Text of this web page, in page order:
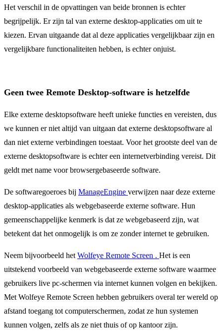
Het verschil in de opvattingen van beide bronnen is echter
begrijpelijk. Er zijn tal van externe desktop-applicaties om uit te
kiezen. Ervan uitgaande dat al deze applicaties vergelijkbaar zijn en
vergelijkbare functionaliteiten hebben, is echter onjuist.
Geen twee Remote Desktop-software is hetzelfde
Elke externe desktopsoftware heeft unieke functies en vereisten, dus
we kunnen er niet altijd van uitgaan dat externe desktopsoftware al
dan niet externe verbindingen toestaat. Voor het grootste deel van de
externe desktopsoftware is echter een internetverbinding vereist. Dit
geldt met name voor browsergebaseerde software.
De softwaregoeroes bij ManageEngine verwijzen naar deze externe
desktop-applicaties als webgebaseerde externe software. Hun
gemeenschappelijke kenmerk is dat ze webgebaseerd zijn, wat
betekent dat het onmogelijk is om ze zonder internet te gebruiken.
Neem bijvoorbeeld het Wolfeye Remote Screen . Het is een
uitstekend voorbeeld van webgebaseerde externe software waarmee
gebruikers live pc-schermen via internet kunnen volgen en bekijken.
Met Wolfeye Remote Screen hebben gebruikers overal ter wereld op
afstand toegang tot computerschermen, zodat ze hun systemen
kunnen volgen, zelfs als ze niet thuis of op kantoor zijn.